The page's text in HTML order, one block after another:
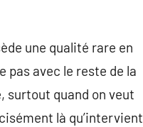
une qualité rare en
pas avec le reste de la
surtout quand on veut
là qu’intervient